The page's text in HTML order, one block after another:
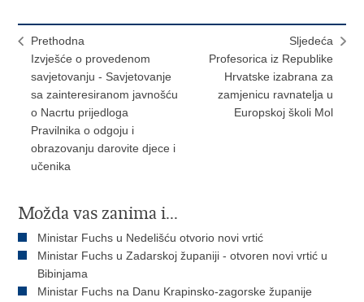
Prethodna
Izvješće o provedenom
savjetovanju - Savjetovanje
sa zainteresiranom javnošću
o Nacrtu prijedloga
Pravilnika o odgoju i
obrazovanju darovite djece i
učenika
Sljedeća
Profesorica iz Republike
Hrvatske izabrana za
zamjenicu ravnatelja u
Europskoj školi Mol
Možda vas zanima i...
Ministar Fuchs u Nedelišću otvorio novi vrtić
Ministar Fuchs u Zadarskoj županiji - otvoren novi vrtić u
Bibinjama
Ministar Fuchs na Danu Krapinsko-zagorske županije